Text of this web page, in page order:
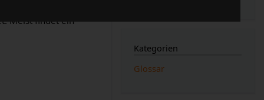
Meist findet ein
Kategorien
Glossar